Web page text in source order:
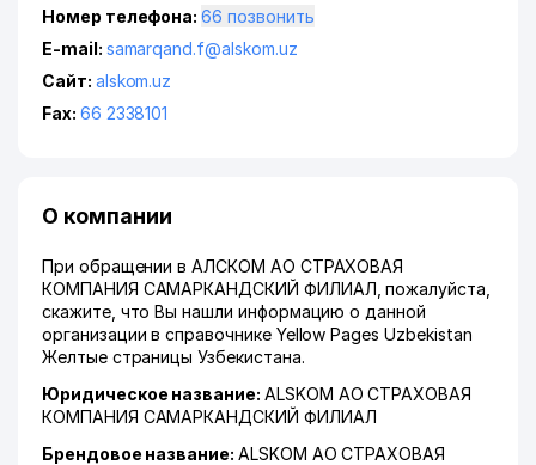
Номер телефона:
66 позвонить
E-mail: samarqand.f@alskom.uz
Сайт: alskom.uz
Fax: 66 2338101
О компании
При обращении в АЛСКОМ АО СТРАХОВАЯ
КОМПАНИЯ САМАРКАНДСКИЙ ФИЛИАЛ, пожалуйста,
скажите, что Вы нашли информацию о данной
организации в справочнике Yellow Pages Uzbekistan
Желтые страницы Узбекистана.
Юридическое название: ALSKOM АО СТРАХОВАЯ
КОМПАНИЯ САМАРКАНДСКИЙ ФИЛИАЛ
Брендовое название: ALSKOM АО СТРАХОВАЯ